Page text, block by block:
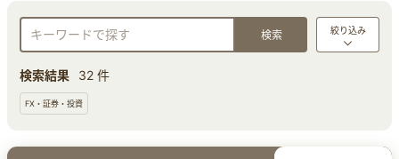
絞り込み
検索結果 32 件
FX・証券・投資